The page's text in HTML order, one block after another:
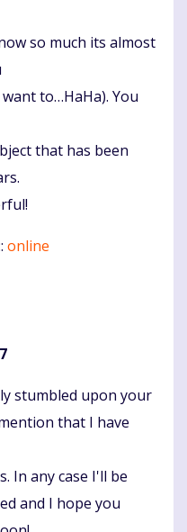
so much its almost
to…HaHa). You
that has been
online
stumbled upon your
that I have
In any case I'll be
and I hope you